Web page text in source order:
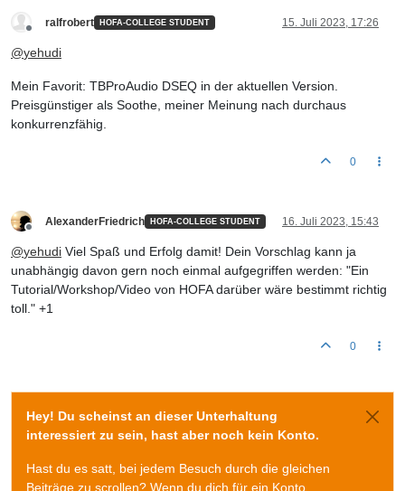
ralfrobert HOFA-COLLEGE STUDENT 15. Juli 2023, 17:26
@yehudi
Mein Favorit: TBProAudio DSEQ in der aktuellen Version.
Preisgünstiger als Soothe, meiner Meinung nach durchaus
konkurrenzfähig.
0
AlexanderFriedrich HOFA-COLLEGE STUDENT 16. Juli 2023, 15:43
@yehudi Viel Spaß und Erfolg damit! Dein Vorschlag kann ja
unabhängig davon gern noch einmal aufgegriffen werden: "Ein
Tutorial/Workshop/Video von HOFA darüber wäre bestimmt richtig
toll." +1
0
Hey! Du scheinst an dieser Unterhaltung
interessiert zu sein, hast aber noch kein Konto.
Hast du es satt, bei jedem Besuch durch die gleichen
Beiträge zu scrollen? Wenn du dich für ein Konto